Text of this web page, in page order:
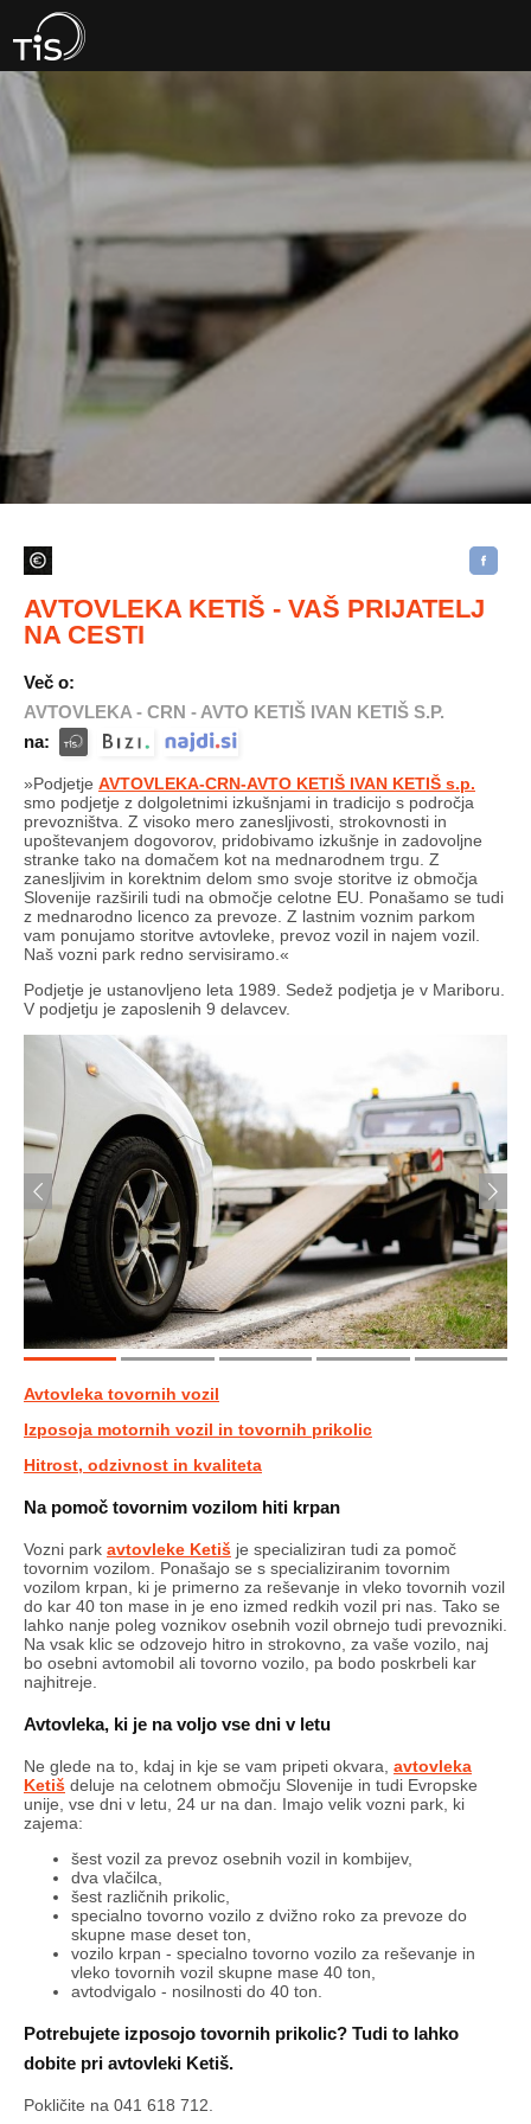
AVTOVLEKA KETIŠ - VAŠ PRIJATELJ
NA CESTI
Več o:
AVTOVLEKA - CRN - AVTO KETIŠ IVAN KETIŠ S.P.
na:
»Podjetje AVTOVLEKA-CRN-AVTO KETIŠ IVAN KETIŠ s.p.
smo podjetje z dolgoletnimi izkušnjami in tradicijo s področja
prevozništva. Z visoko mero zanesljivosti, strokovnosti in
upoštevanjem dogovorov, pridobivamo izkušnje in zadovoljne
stranke tako na domačem kot na mednarodnem trgu. Z
zanesljivim in korektnim delom smo svoje storitve iz območja
Slovenije razširili tudi na območje celotne EU. Ponašamo se tudi
z mednarodno licenco za prevoze. Z lastnim voznim parkom
vam ponujamo storitve avtovleke, prevoz vozil in najem vozil.
Naš vozni park redno servisiramo.«
Podjetje je ustanovljeno leta 1989. Sedež podjetja je v Mariboru.
V podjetju je zaposlenih 9 delavcev.
Avtovleka tovornih vozil
Izposoja motornih vozil in tovornih prikolic
Hitrost, odzivnost in kvaliteta
Na pomoč tovornim vozilom hiti krpan
Vozni park avtovleke Ketiš je specializiran tudi za pomoč
tovornim vozilom. Ponašajo se s specializiranim tovornim
vozilom krpan, ki je primerno za reševanje in vleko tovornih vozil
do kar 40 ton mase in je eno izmed redkih vozil pri nas. Tako se
lahko nanje poleg voznikov osebnih vozil obrnejo tudi prevozniki.
Na vsak klic se odzovejo hitro in strokovno, za vaše vozilo, naj
bo osebni avtomobil ali tovorno vozilo, pa bodo poskrbeli kar
najhitreje.
Avtovleka, ki je na voljo vse dni v letu
Ne glede na to, kdaj in kje se vam pripeti okvara, avtovleka
Ketiš deluje na celotnem območju Slovenije in tudi Evropske
unije, vse dni v letu, 24 ur na dan. Imajo velik vozni park, ki
zajema:
šest vozil za prevoz osebnih vozil in kombijev,
dva vlačilca,
šest različnih prikolic,
specialno tovorno vozilo z dvižno roko za prevoze do
skupne mase deset ton,
vozilo krpan - specialno tovorno vozilo za reševanje in
vleko tovornih vozil skupne mase 40 ton,
avtodvigalo - nosilnosti do 40 ton.
Potrebujete izposojo tovornih prikolic? Tudi to lahko
dobite pri avtovleki Ketiš.
Pokličite na 041 618 712.